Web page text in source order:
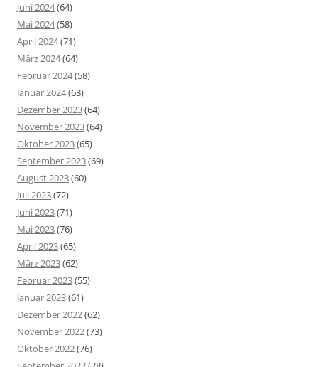
Juni 2024(64)
Mai 2024(58)
April 2024(71)
März 2024(64)
Februar 2024(58)
Januar 2024(63)
Dezember 2023(64)
November 2023(64)
Oktober 2023(65)
September 2023(69)
August 2023(60)
Juli 2023(72)
Juni 2023(71)
Mai 2023(76)
April 2023(65)
März 2023(62)
Februar 2023(55)
Januar 2023(61)
Dezember 2022(62)
November 2022(73)
Oktober 2022(76)